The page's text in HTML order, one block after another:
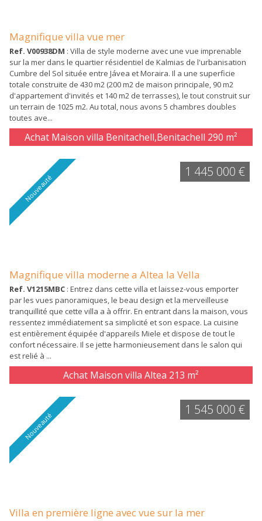
Magnifique villa vue mer
Ref. V00938DM : Villa de style moderne avec une vue imprenable
sur la mer dans le quartier résidentiel de Kalmias de l'urbanisation
Cumbre del Sol située entre Jávea et Moraira. Il a une superficie
totale construite de 430 m2 (200 m2 de maison principale, 90 m2
d'appartement d'invités et 140 m2 de terrasses), le tout construit sur
un terrain de 1025 m2. Au total, nous avons 5 chambres doubles
toutes ave...
Achat Maison villa Benitachell,Benitachell 290 m²
Nouveauté
Magnifique villa moderne a Altea la Vella
Ref. V1215MBC : Entrez dans cette villa et laissez-vous emporter
par les vues panoramiques, le beau design et la merveilleuse
tranquillité que cette villa a à offrir. En entrant dans la maison, vous
ressentez immédiatement sa simplicité et son espace. La cuisine
est entièrement équipée d'appareils Miele et dispose de tout le
confort nécessaire. Il se jette harmonieusement dans le salon qui
est relié à ...
Achat Maison villa Altea 213 m²
1 445 000 €
Nouveauté
Villa en première ligne avec vue sur la mer
1 545 000 €